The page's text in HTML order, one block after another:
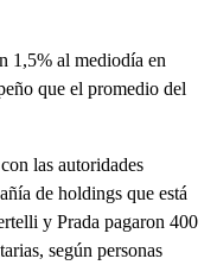
1,5% al mediodía en
que el promedio del
las autoridades
de holdings que está
y Prada pagaron 400
según personas